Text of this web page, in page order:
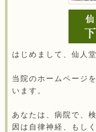
はじめまして、仙人
当院のホームページ
います。
あなたは、病院で、
因は自律神経、もし